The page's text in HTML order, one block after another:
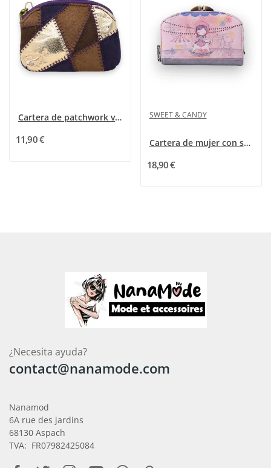
Cartera de patchwork violeta
11,90 €
SWEET & CANDY
Cartera de mujer con su porta tarjetas Sweet &...
18,90 €
¿Necesita ayuda?
contact@nanamode.com
Nanamod
6A rue des jardins
68130 Aspach
TVA: FR07982425084